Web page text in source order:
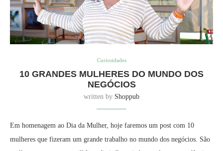
Curiosidades
10 GRANDES MULHERES DO MUNDO DOS
NEGÓCIOS
written by Shoppub
Em homenagem ao Dia da Mulher, hoje faremos um post com 10
mulheres que fizeram um grande trabalho no mundo dos negócios. São